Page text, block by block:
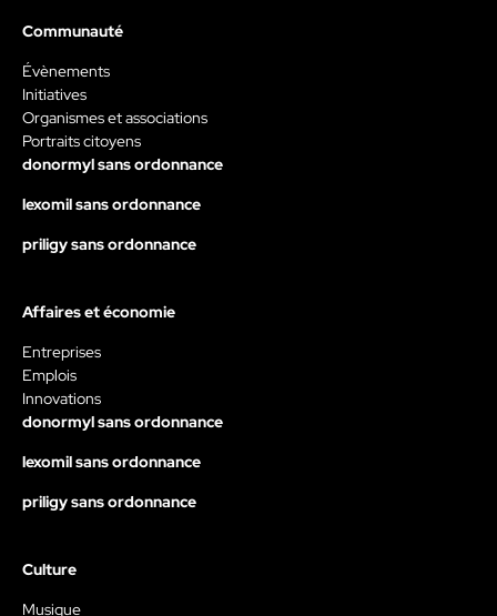
Communauté
Évènements
Initiatives
Organismes et associations
Portraits citoyens
donormyl sans ordonnance
lexomil sans ordonnance
priligy sans ordonnance
Affaires et économie
Entreprises
Emplois
Innovations
donormyl sans ordonnance
lexomil sans ordonnance
priligy sans ordonnance
Culture
Musique